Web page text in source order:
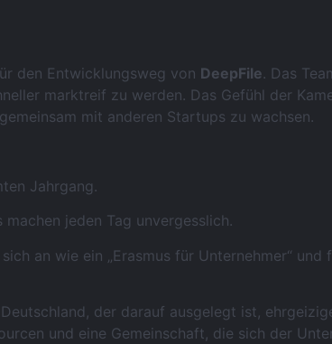
den Entwicklungsweg von DeepFile. Das
marktreif zu werden. Das Gefühl der
mit anderen Startups zu wachsen.
Jahrgang.
jeden Tag unvergesslich.
an wie ein „Erasmus für Unternehmer“
der darauf ausgelegt ist,
und eine Gemeinschaft, die sich der